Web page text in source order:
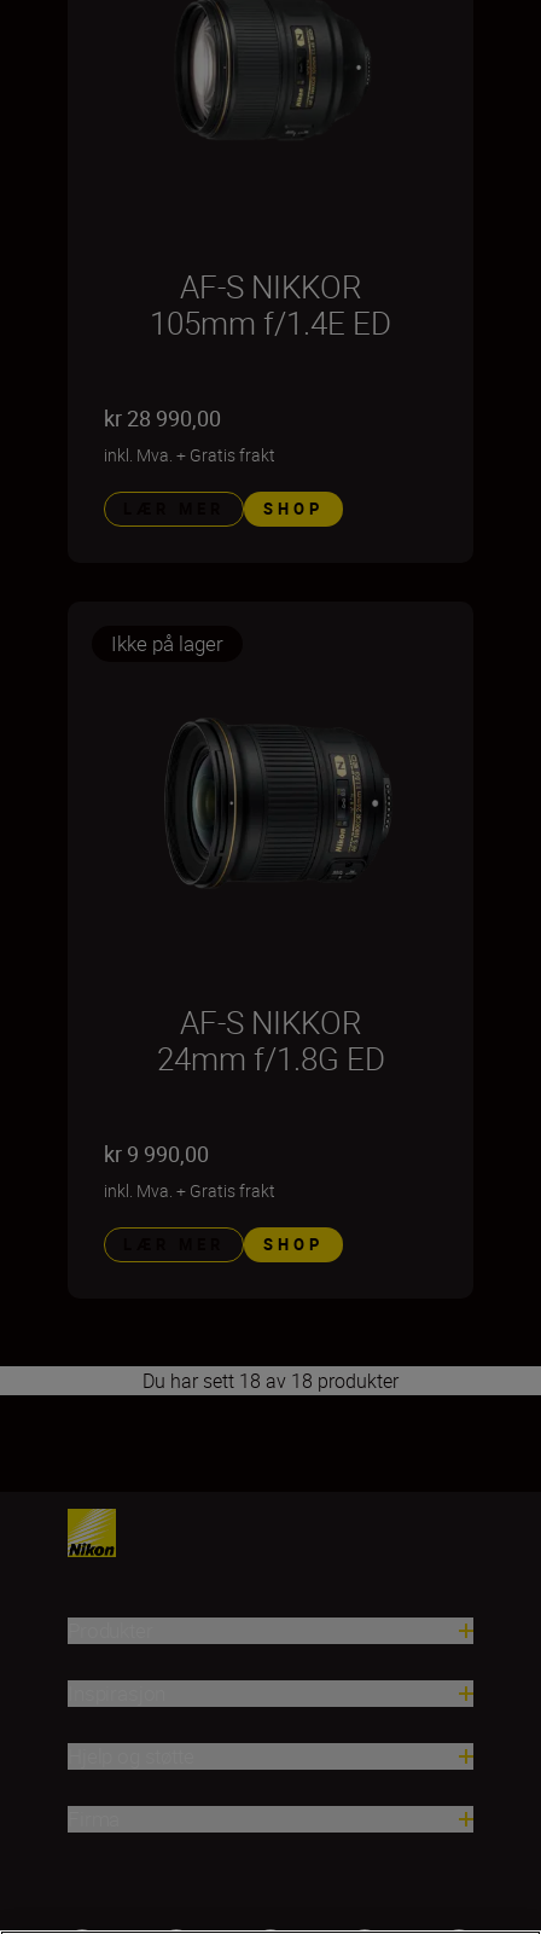
AF-S NIKKOR
105mm f/1.4E ED
kr 28 990,00
inkl. Mva. + Gratis frakt
SHOP
Ikke på lager
AF-S NIKKOR
24mm f/1.8G ED
kr 9 990,00
inkl. Mva. + Gratis frakt
SHOP
Du har sett 18 av 18 produkter